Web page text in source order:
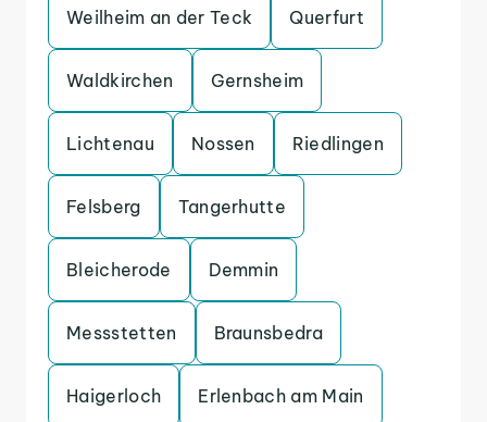
Weilheim an der Teck Querfurt
Waldkirchen Gernsheim
Lichtenau Nossen Riedlingen
Felsberg Tangerhutte
Bleicherode Demmin
Messstetten Braunsbedra
Haigerloch Erlenbach am Main